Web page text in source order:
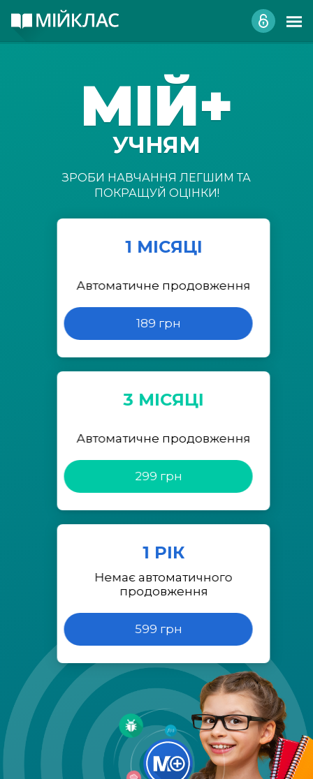
МІЙ+
УЧНЯМ
ЗРОБИ НАВЧАННЯ ЛЕГШИМ ТА
ПОКРАЩУЙ ОЦІНКИ!
1 МІСЯЦІ
Автоматичне продовження
189 грн
3 МІСЯЦІ
Автоматичне продовження
299 грн
1 РІК
Немає автоматичного
продовження
599 грн